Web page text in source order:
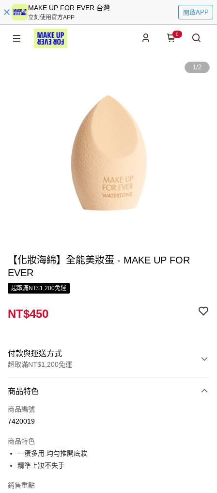
MAKE UP FOR EVER 台灣
立刻使用官方APP
開啟APP
0
1/2
【化妝海綿】全能美妝蛋 - MAKE UP FOR
EVER
超取滿NT$1,200免運
NT$450
付款與運送方式
超取滿NT$1,200免運
信用卡一次付款
信用卡分期付款
合作金庫商業銀行
華南商業銀行
上海商業儲蓄銀行
臺灣中小企業銀行
超商取貨付款
LINE Pay
Apple Pay
商品特色
商品編號
7420019
商品特色
一蛋多用 均勻推開底妝
精準上妝不失手
銷售重點